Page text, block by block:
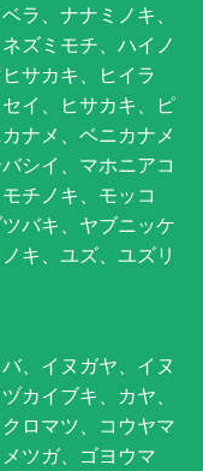
ラ、ナナミノキ、
ズミモチ、ハイノ
サカキ、ヒイラ
イ、ヒサカキ、ピ
ナメ、ベニカナメ
シイ、マホニアコ
チノキ、モッコ
バキ、ヤブニッケ
キ、ユズ、ユズリ
、イヌガヤ、イヌ
カイブキ、カヤ、
ロマツ、コウヤマ
ツガ、ゴヨウマ